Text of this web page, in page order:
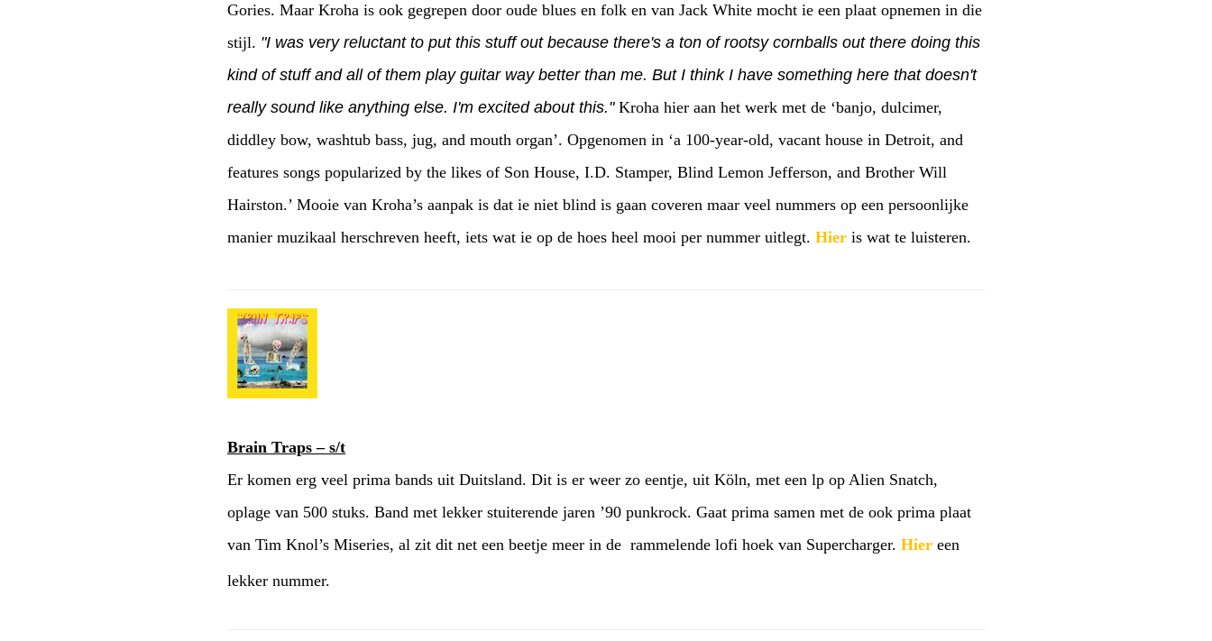
Gories. Maar Kroha is ook gegrepen door oude blues en folk en van Jack White mocht ie een plaat opnemen in die
stijl. "I was very reluctant to put this stuff out because there's a ton of rootsy cornballs out there doing this
kind of stuff and all of them play guitar way better than me. But I think I have something here that doesn't
really sound like anything else. I'm excited about this."Kroha hier aan het werk met de ‘banjo, dulcimer,
diddley bow, washtub bass, jug, and mouth organ’. Opgenomen in ‘a 100-year-old, vacant house in Detroit, and
features songs popularized by the likes of Son House, I.D. Stamper, Blind Lemon Jefferson, and Brother Will
Hairston.’ Mooie van Kroha’s aanpak is dat ie niet blind is gaan coveren maar veel nummers op een persoonlijke
manier muzikaal herschreven heeft, iets wat ie op de hoes heel mooi per nummer uitlegt. Hier is wat te luisteren.
Brain Traps – s/t
Er komen erg veel prima bands uit Duitsland. Dit is er weer zo eentje, uit Köln, met een lp op Alien Snatch,
oplage van 500 stuks. Band met lekker stuiterende jaren ’90 punkrock. Gaat prima samen met de ook prima plaat
van Tim Knol’s Miseries, al zit dit net een beetje meer in de rammelende lofi hoek van Supercharger. Hier een
lekker nummer.